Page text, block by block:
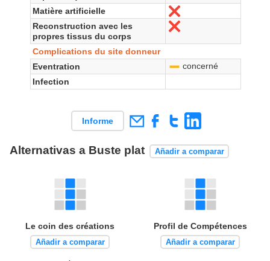
Matière artificielle
Reconstruction avec les
propres tissus du corps
Complications du site donneur
Eventration
-concerné
Infection
Informe
Alternativas a Buste plat Añadir a comparar
Le coin des créations
Añadir a comparar
Profil de Compétences
Añadir a comparar